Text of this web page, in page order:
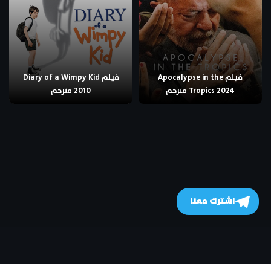
فيلم Apocalypse in the
Tropics 2024 مترجم
فيلم Diary of a Wimpy Kid
2010 مترجم
اشترك معنا